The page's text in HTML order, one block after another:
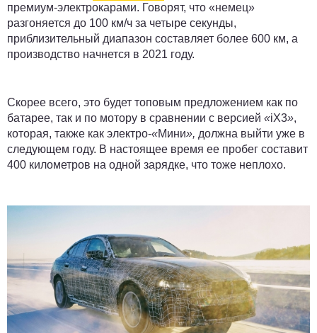
премиум-электрокарами. Говорят, что «немец»
разгоняется до 100 км/ч за четыре секунды,
приблизительный диапазон составляет более 600 км, а
производство начнется в 2021 году.
Скорее всего, это будет топовым предложением как по
батарее, так и по мотору в сравнении с версией «iX3»,
которая, также как электро-«Мини», должна выйти уже в
следующем году. В настоящее время ее пробег составит
400 километров на одной зарядке, что тоже неплохо.